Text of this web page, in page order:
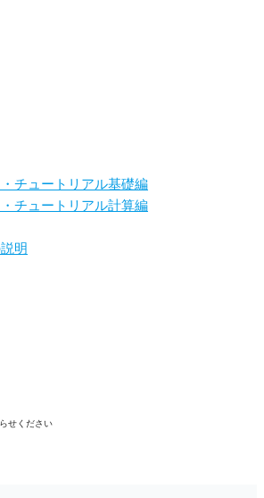
チュートリアル基礎編
チュートリアル計算編
明
せください